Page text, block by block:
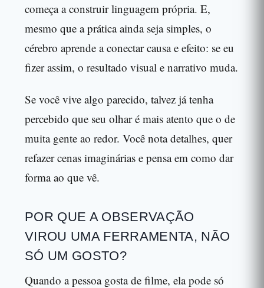
começa a construir linguagem própria. E,
mesmo que a prática ainda seja simples, o
cérebro aprende a conectar causa e efeito: se eu
fizer assim, o resultado visual e narrativo muda.
Se você vive algo parecido, talvez já tenha
percebido que seu olhar é mais atento que o de
muita gente ao redor. Você nota detalhes, quer
refazer cenas imaginárias e pensa em como dar
forma ao que vê.
POR QUE A OBSERVAÇÃO
VIROU UMA FERRAMENTA, NÃO
SÓ UM GOSTO?
Quando a pessoa gosta de filme, ela pode só